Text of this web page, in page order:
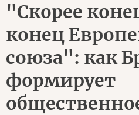
"Скорее
конец
союза": как
формирует